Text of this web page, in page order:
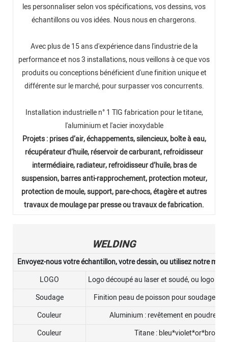
les personnaliser selon vos spécifications, vos dessins, vos
échantillons ou vos idées. Nous nous en chargerons.
Avec plus de 15 ans d'expérience dans l'industrie de la
performance et nos 3 installations, nous veillons à ce que vos
produits ou conceptions bénéficient d'une finition unique et
différente sur le marché, pour surpasser vos concurrents.
Installation industrielle n° 1 TlG fabrication pour le titane,
l'aluminium et l'acier inoxydable
Projets : prises d’air, échappements, silencieux, boîte à eau,
récupérateur d’huile, réservoir de carburant, refroidisseur
intermédiaire, radiateur, refroidisseur d’huile, bras de
suspension, barres anti-rapprochement, protection moteur,
protection de moule, support, pare-chocs, étagère et autres
travaux de moulage par presse ou travaux de fabrication.
WELDING
Envoyez-nous votre échantillon, votre dessin, ou utilisez notre
LOGO
Logo découpé au laser et soudé, ou logo
Soudage
Finition peau de poisson pour soudage
Couleur
Aluminium : revêtement en poudre
Couleur
Titane :